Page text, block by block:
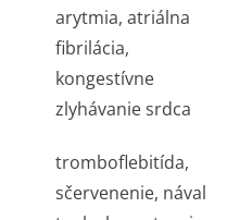
arytmia, atriálna
fibrilácia,
kongestívne
zlyhávanie srdca
tromboflebitída,
sčervenenie, nával